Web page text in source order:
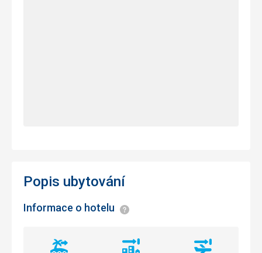
Popis ubytování
Informace o hotelu Informace